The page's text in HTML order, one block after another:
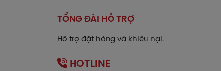
Lưu ý rằng không nên dùng gấp đôi
TỔNG ĐÀI HỖ TRỢ
Hỗ trợ đặt hàng và khiếu nại.
HOTLINE